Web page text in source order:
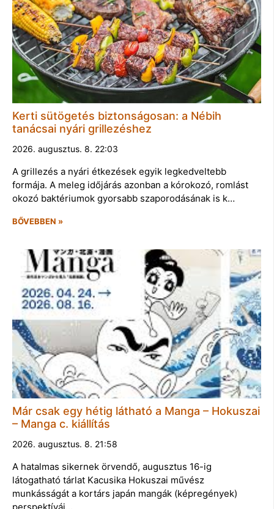
Kerti sütögetés biztonságosan: a Nébih
tanácsai nyári grillezéshez
2026. augusztus. 8. 22:03
A grillezés a nyári étkezések egyik legkedveltebb
formája. A meleg időjárás azonban a kórokozó, romlást
okozó baktériumok gyorsabb szaporodásának is k…
BŐVEBBEN »
Már csak egy hétig látható a Manga – Hokuszai
– Manga c. kiállítás
2026. augusztus. 8. 21:58
A hatalmas sikernek örvendő, augusztus 16-ig
látogatható tárlat Kacusika Hokuszai művész
munkásságát a kortárs japán mangák (képregények)